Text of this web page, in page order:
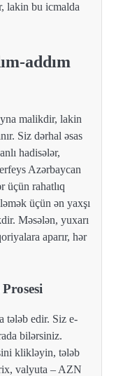
lakin bu icmalda
addım
malikdir, lakin
Siz dərhal əsas
hadisələr,
Azərbaycan
üçün rahatlıq
üçün ən yaxşı
Məsələn, yuxarı
aparır, hər
tələb edir. Siz e-
bilərsiniz.
klikləyin, tələb
valyuta – AZN